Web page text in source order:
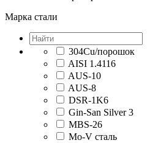
Марка стали
304Cu/порошок
AISI 1.4116
AUS-10
AUS-8
DSR-1K6
Gin-San Silver 3
MBS-26
Mo-V сталь